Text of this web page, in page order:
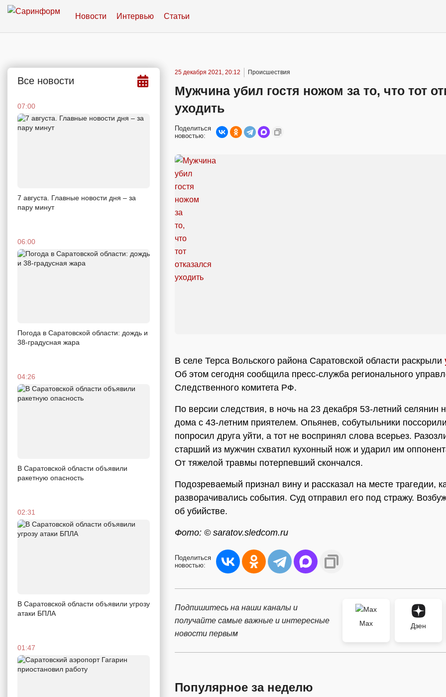
Новости Интервью Статьи
Все новости
07:00
7 августа. Главные новости дня – за
пару минут
06:00
Погода в Саратовской области: дождь и
38-градусная жара
04:26
В Саратовской области объявили
ракетную опасность
02:31
В Саратовской области объявили угрозу
атаки БПЛА
01:47
25 декабря 2021, 20:12 Происшествия
Мужчина убил гостя ножом за то, что тот
уходить
Поделиться
новостью:
В селе Терса Вольского района Саратовской области раскрыли
Об этом сегодня сообщила пресс-служба регионального
Следственного комитета РФ.
По версии следствия, в ночь на 23 декабря 53-летний селянин
дома с 43-летним приятелем. Опьянев, собутыльники
попросил друга уйти, а тот не воспринял слова всерьез.
старший из мужчин схватил кухонный нож и ударил им
От тяжелой травмы потерпевший скончался.
Подозреваемый признал вину и рассказал на месте трагедии,
разворачивались события. Суд отправил его под стражу.
об убийстве.
Фото: © saratov.sledcom.ru
Поделиться
новостью:
Подпишитесь на наши каналы и
получайте самые важные и интересные
новости первым
Max Дзен
Популярное за неделю